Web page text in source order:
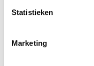
Statistieken
Marketing